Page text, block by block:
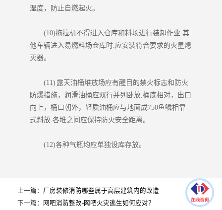
湿度，防止自燃起火。
(10)拖拉机不得进入仓库和料场进行装卸作业.其
他车辆进入易燃料场仓库时.应安装符合要求的火星熄
灭器。
(11) 露天油桶堆放场应有醒目的禁火标志和防火
防爆措施，润滑油桶应双行并列卧放,桶底相对，出口
向上，桶口朝外，轻质油桶应与地面成750鱼鳞相靠
式斜放.各堆之间应保持防火安全距离。
(12)各种气瓶均应单独设库存放。
上一篇： 厂房装修消防哪些属于高层建筑内的改造
下一篇：
网吧消防整改-网吧火灾逃生如何应对？